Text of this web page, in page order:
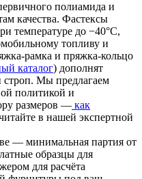
полиамида и
качества. Фастексы
температуре до −40°C,
топливу и
рамка и пряжка-кольцо
каталог) дополнят
Мы предлагаем
политикой и
размеров — как
в нашей экспертной
— минимальная партия от
образцы для
для расчёта